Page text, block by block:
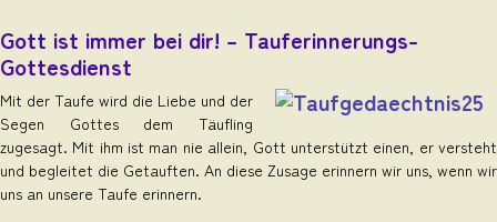
Gott ist immer bei dir! – Tauferinnerungs-
Gottesdienst
Mit der Taufe wird die Liebe und der
Segen Gottes dem Täufling
zugesagt. Mit ihm ist man nie allein, Gott unterstützt einen, er versteht
und begleitet die Getauften. An diese Zusage erinnern wir uns, wenn wir
uns an unsere Taufe erinnern.